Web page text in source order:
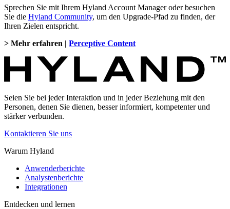
Sprechen Sie mit Ihrem Hyland Account Manager oder besuchen
Sie die Hyland Community, um den Upgrade-Pfad zu finden, der
Ihren Zielen entspricht.
> Mehr erfahren | Perceptive Content
Seien Sie bei jeder Interaktion und in jeder Beziehung mit den
Personen, denen Sie dienen, besser informiert, kompetenter und
stärker verbunden.
Kontaktieren Sie uns
Warum Hyland
Anwenderberichte
Analystenberichte
Integrationen
Entdecken und lernen